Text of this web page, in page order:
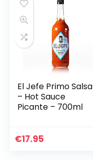
El Jefe Primo Salsa
– Hot Sauce
Picante – 700ml
€17.95